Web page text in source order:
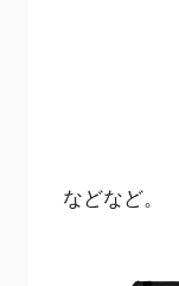
などなど。